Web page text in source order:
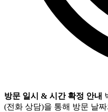
방문 일시 & 시간 확정 안내
(전화 상담)을 통해 방문 날